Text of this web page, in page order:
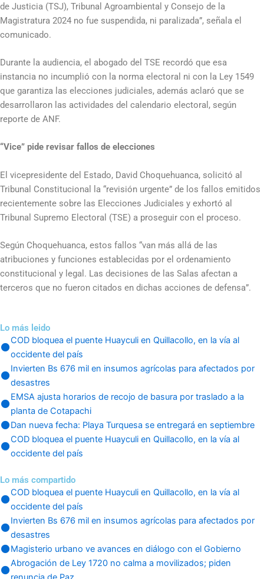
de Justicia (TSJ), Tribunal Agroambiental y Consejo de la
Magistratura 2024 no fue suspendida, ni paralizada”, señala el
comunicado.
Durante la audiencia, el abogado del TSE recordó que esa
instancia no incumplió con la norma electoral ni con la Ley 1549
que garantiza las elecciones judiciales, además aclaró que se
desarrollaron las actividades del calendario electoral, según
reporte de ANF.
“Vice” pide revisar fallos de elecciones
El vicepresidente del Estado, David Choquehuanca, solicitó al
Tribunal Constitucional la “revisión urgente” de los fallos emitidos
recientemente sobre las Elecciones Judiciales y exhortó al
Tribunal Supremo Electoral (TSE) a proseguir con el proceso.
Según Choquehuanca, estos fallos “van más allá de las
atribuciones y funciones establecidas por el ordenamiento
constitucional y legal. Las decisiones de las Salas afectan a
terceros que no fueron citados en dichas acciones de defensa”.
Lo más leido
COD bloquea el puente Huayculi en Quillacollo, en la vía al
occidente del país
Invierten Bs 676 mil en insumos agrícolas para afectados por
desastres
EMSA ajusta horarios de recojo de basura por traslado a la
planta de Cotapachi
Dan nueva fecha: Playa Turquesa se entregará en septiembre
COD bloquea el puente Huayculi en Quillacollo, en la vía al
occidente del país
Lo más compartido
COD bloquea el puente Huayculi en Quillacollo, en la vía al
occidente del país
Invierten Bs 676 mil en insumos agrícolas para afectados por
desastres
Magisterio urbano ve avances en diálogo con el Gobierno
Abrogación de Ley 1720 no calma a movilizados; piden